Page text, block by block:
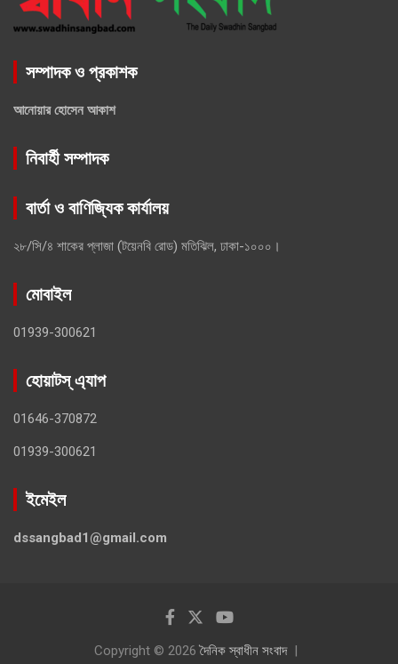
সম্পাদক ও প্রকাশক
আনোয়ার হোসেন আকাশ
নিবার্হী সম্পাদক
বার্তা ও বাণিজ্যিক কার্যালয়
২৮/সি/৪ শাকের প্লাজা (টয়েনবি রোড) মতিঝিল, ঢাকা-১০০০।
মোবাইল
01939-300621
হোয়াটস্ এ্যাপ
01646-370872
01939-300621
ইমেইল
dssangbad1@gmail.com
Copyright © 2026দৈনিক স্বাধীন সংবাদ